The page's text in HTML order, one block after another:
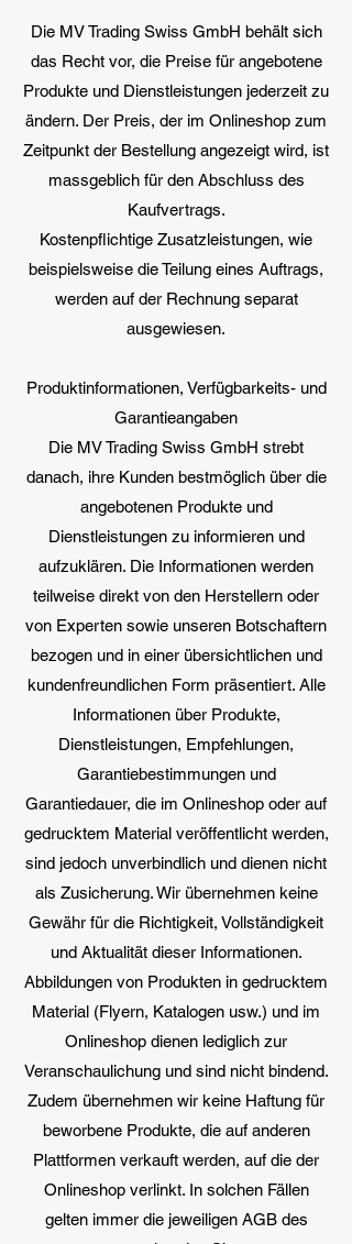
Die MV Trading Swiss GmbH behält sich
das Recht vor, die Preise für angebotene
Produkte und Dienstleistungen jederzeit zu
ändern. Der Preis, der im Onlineshop zum
Zeitpunkt der Bestellung angezeigt wird, ist
massgeblich für den Abschluss des
Kaufvertrags.
Kostenpflichtige Zusatzleistungen, wie
beispielsweise die Teilung eines Auftrags,
werden auf der Rechnung separat
ausgewiesen.
Produktinformationen, Verfügbarkeits- und
Garantieangaben
Die MV Trading Swiss GmbH strebt
danach, ihre Kunden bestmöglich über die
angebotenen Produkte und
Dienstleistungen zu informieren und
aufzuklären. Die Informationen werden
teilweise direkt von den Herstellern oder
von Experten sowie unseren Botschaftern
bezogen und in einer übersichtlichen und
kundenfreundlichen Form präsentiert. Alle
Informationen über Produkte,
Dienstleistungen, Empfehlungen,
Garantiebestimmungen und
Garantiedauer, die im Onlineshop oder auf
gedrucktem Material veröffentlicht werden,
sind jedoch unverbindlich und dienen nicht
als Zusicherung. Wir übernehmen keine
Gewähr für die Richtigkeit, Vollständigkeit
und Aktualität dieser Informationen.
Abbildungen von Produkten in gedrucktem
Material (Flyern, Katalogen usw.) und im
Onlineshop dienen lediglich zur
Veranschaulichung und sind nicht bindend.
Zudem übernehmen wir keine Haftung für
beworbene Produkte, die auf anderen
Plattformen verkauft werden, auf die der
Onlineshop verlinkt. In solchen Fällen
gelten immer die jeweiligen AGB des